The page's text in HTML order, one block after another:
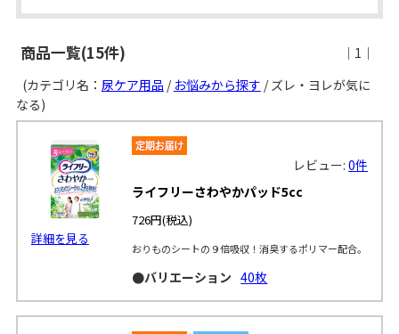
商品一覧(15件)
｜1｜
(カテゴリ名： 尿ケア用品 / お悩みから探す / ズレ・ヨレが気に
なる)
詳細を見る
レビュー:0件
ライフリーさわやかパッド5cc
726円(税込)
おりものシートの９倍吸収！消臭するポリマー配合。
●バリエーション 40枚